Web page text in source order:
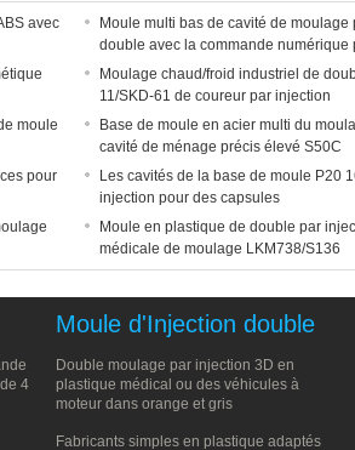
avec
Moule multi bas de cavité de
double avec la commande numérique
Moulage chaud/froid industriel de
11/SKD-61 de coureur par injection
moule
Base de moule en acier multi du
cavité de ménage précis élevé S50C
pour
Les cavités de la base de moule P20
injection pour des capsules
Moule en plastique de double par
médicale de moulage LKM738/S136
4
Moule d'Injection double
Double moulage par injection 3D en
plastique médical ou des véhicules à
moteur dans orange et gris
Fabricants simples en plastique adaptés